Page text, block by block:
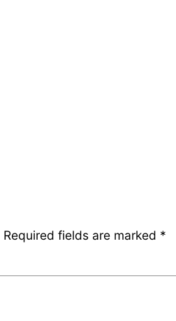
Required fields are marked *